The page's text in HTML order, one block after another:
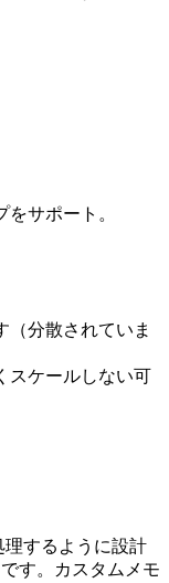
サポート。
（分散されていま
スケールしない可
するように設計
す。カスタムメモ